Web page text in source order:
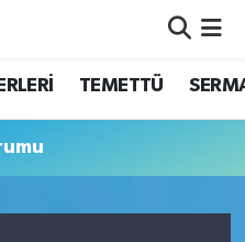
TEMETTÜ